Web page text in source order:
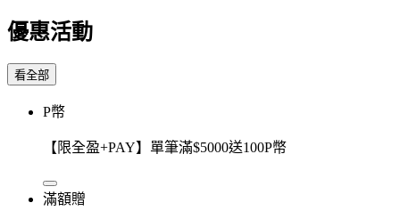
優惠活動
看全部
P幣
【限全盈+PAY】單筆滿$5000送100P幣
滿額贈